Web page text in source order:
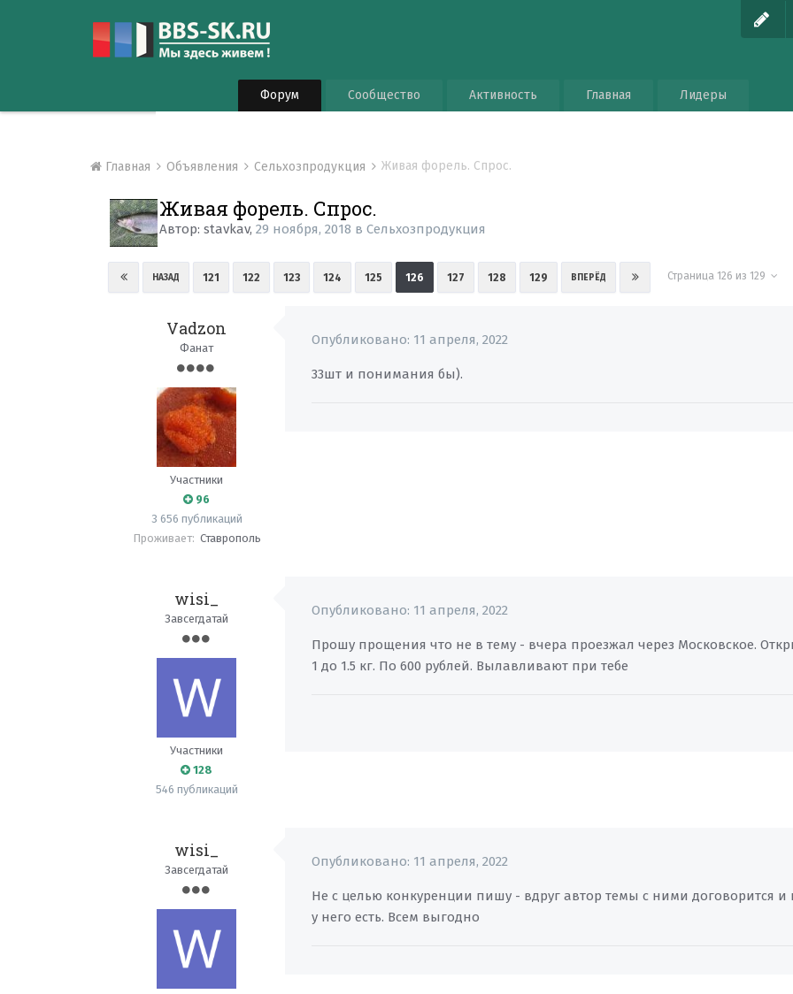
Форум Сообщество Активность Главная Лидеры
Главная Объявления Сельхозпродукция Живая форель. Спрос.
Живая форель. Спрос.
Автор:stavkav,29 ноября, 2018 вСельхозпродукция
НАЗАД 121 122 123 124 125 126 127 128 129 ВПЕРЁД Страница 126 из 129
Vadzon
Фанат
Участники
96
3 656 публикаций
Проживает: Ставрополь
Опубликовано: 11 апреля, 2022
33шт и понимания бы).
wisi_
Завсегдатай
Участники
128
546 публикаций
Опубликовано: 11 апреля, 2022
Прошу прощения что не в тему - вчера проезжал через Московское.
1 до 1.5 кг. По 600 рублей. Вылавливают при тебе
wisi_
Завсегдатай
Опубликовано: 11 апреля, 2022
Не с целью конкуренции пишу - вдруг автор темы с ними договорится
у него есть. Всем выгодно